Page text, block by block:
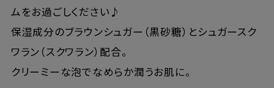
ムをお過ごしください♪
保湿成分のブラウンシュガー（黒砂糖）とシュガースク
ワラン（スクワラン）配合。
クリーミーな泡でなめらか潤うお肌に。